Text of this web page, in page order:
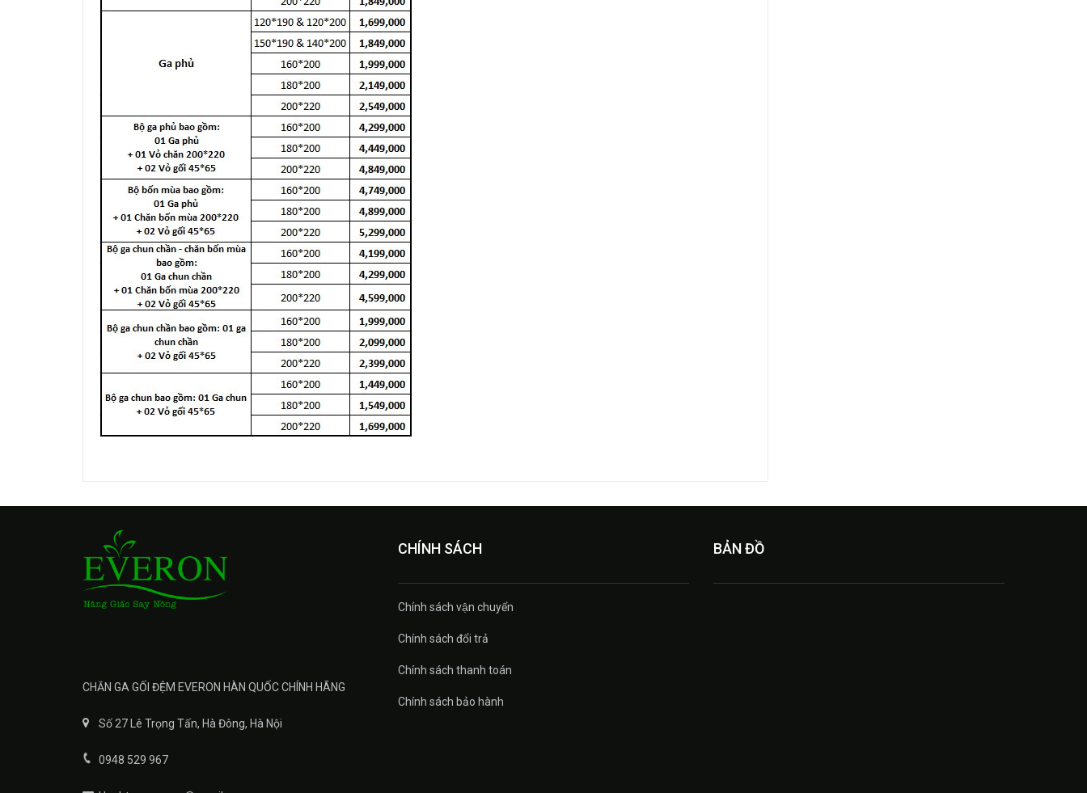
CHĂN GA GỐI ĐỆM EVERON HÀN QUỐC CHÍNH HÃNG
Số 27 Lê Trọng Tấn, Hà Đông, Hà Nội
0948 529 967
CHÍNH SÁCH
Chính sách vận chuyển
Chính sách đổi trả
Chính sách thanh toán
Chính sách bảo hành
BẢN ĐỒ